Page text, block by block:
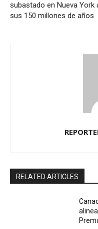
subastado en Nueva York
sus 150 millones de años
RELATED ARTICLES